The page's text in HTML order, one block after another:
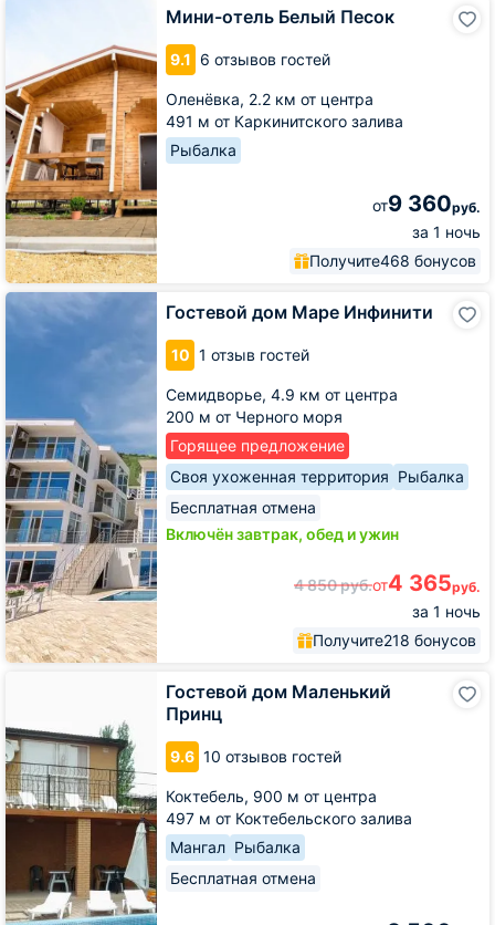
Мини-отель Белый Песок
9.1 6 отзывов гостей
Оленёвка, 2.2 км от центра
491 м от Каркинитского залива
Рыбалка
от9 360руб.
за 1 ночь
Получите468 бонусов
Мини-
Гостевой дом Маре Инфинити
10 1 отзыв гостей
Семидворье, 4.9 км от центра
200 м от Черного моря
Горящее предложение
Своя ухоженная территория Рыбалка
Бесплатная отмена
Включён завтрак, обед и ужин
4 850руб.от4 365руб.
за 1 ночь
Получите218 бонусов
Гостевой
Гостевой дом Маленький
Принц
9.6 10 отзывов гостей
Коктебель, 900 м от центра
497 м от Коктебельского залива
Мангал Рыбалка
Бесплатная отмена
Принц